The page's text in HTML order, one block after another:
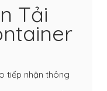
Tải
tiếp nhận thông